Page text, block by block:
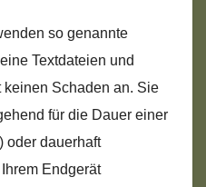
so genannte
Textdateien und
keinen Schaden an. Sie
für die Dauer einer
oder dauerhaft
Endgerät